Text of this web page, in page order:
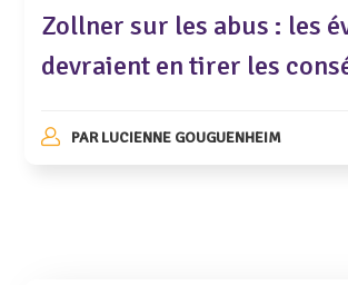
Zollner sur les abus : les
devraient en tirer les
PARLUCIENNE GOUGUENHEIM